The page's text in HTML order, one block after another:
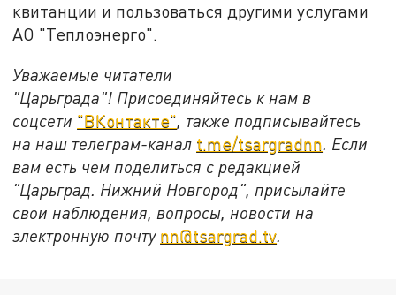
квитанции и пользоваться другими услугами
АО "Теплоэнерго".
Уважаемые читатели
"Царьграда"! Присоединяйтесь к нам в
соцсети "ВКонтакте", также подписывайтесь
на наш телеграм-канал t.me/tsargradnn. Если
вам есть чем поделиться с редакцией
"Царьград. Нижний Новгород", присылайте
свои наблюдения, вопросы, новости на
электронную почту nn@tsargrad.tv.